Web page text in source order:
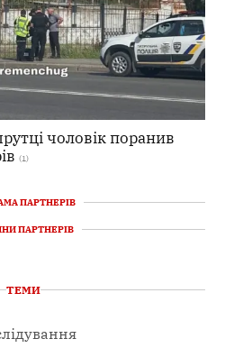
чоловік поранив
(1)
ПАРТНЕРІВ
ПАРТНЕРІВ
ТЕМИ